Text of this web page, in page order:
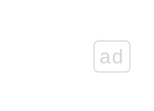
ad